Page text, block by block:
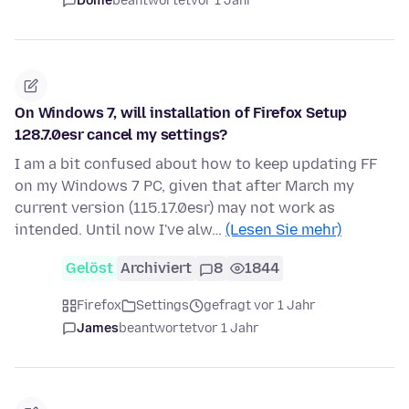
On Windows 7, will installation of Firefox Setup
128.7.0esr cancel my settings?
I am a bit confused about how to keep updating FF
on my Windows 7 PC, given that after March my
current version (115.17.0esr) may not work as
intended. Until now I've alw… (Lesen Sie mehr)
Gelöst Archiviert 8 1844
Firefox Settings
gefragt vor 1 Jahr
Jamesbeantwortetvor 1 Jahr